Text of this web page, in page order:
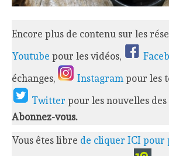
Encore plus de contenu sur les
Youtube pour les vidéos,
échanges,
Instagrampour les
Twitterpour les nouvelles des
Abonnez-vous.
Vous êtes libre de cliquer ICI pour